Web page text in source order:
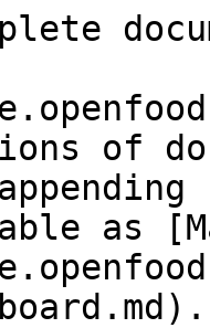
of
as